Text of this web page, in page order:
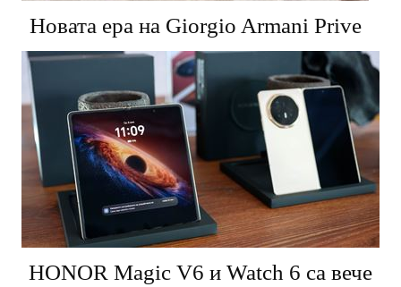
Новата ера на Giorgio Armani Prive
HONOR Magic V6 и Watch 6 са вече